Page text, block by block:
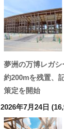
夢洲の万博レガ
約200mを残置、
策定を開始
2026年7月24日